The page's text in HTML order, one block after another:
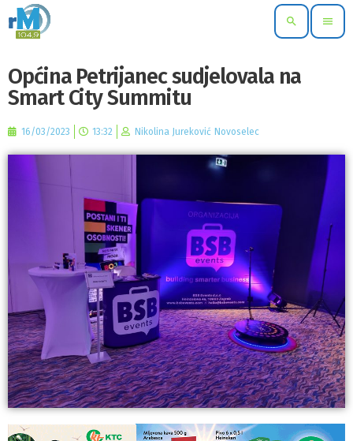
search menu
Općina Petrijanec sudjelovala na
Smart City Summitu
16/03/2023 13:32 Nikolina Jureković Novoselec